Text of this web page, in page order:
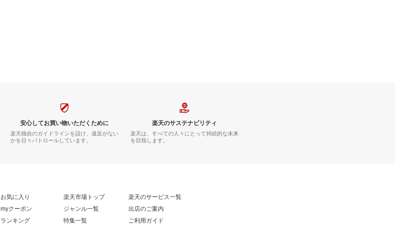
安心してお買い物いただくために
楽天独自のガイドラインを設け、違反がない
かを日々パトロールしています。
楽天のサステナビリティ
楽天は、すべての人々にとって持続的な未来
を目指します。
お気に入り
myクーポン
ランキング
楽天市場トップ
ジャンル一覧
特集一覧
楽天のサービス一覧
出店のご案内
ご利用ガイド